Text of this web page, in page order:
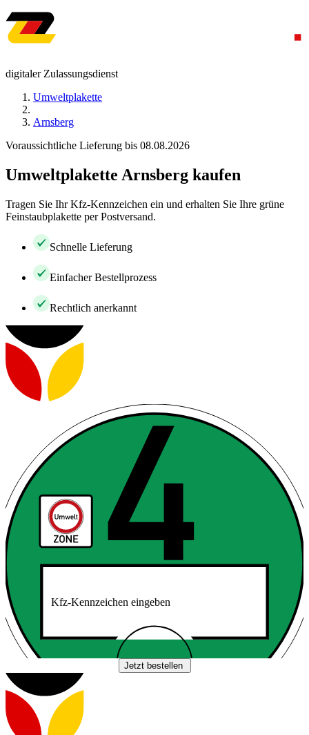
digitaler Zulassungsdienst
Umweltplakette
Arnsberg
Voraussichtliche Lieferung bis 08.08.2026
Umweltplakette Arnsberg kaufen
Tragen Sie Ihr Kfz-Kennzeichen ein und erhalten Sie Ihre grüne
Feinstaubplakette per Postversand.
Schnelle Lieferung
Einfacher Bestellprozess
Rechtlich anerkannt
Kfz-Kennzeichen eingeben
Jetzt bestellen